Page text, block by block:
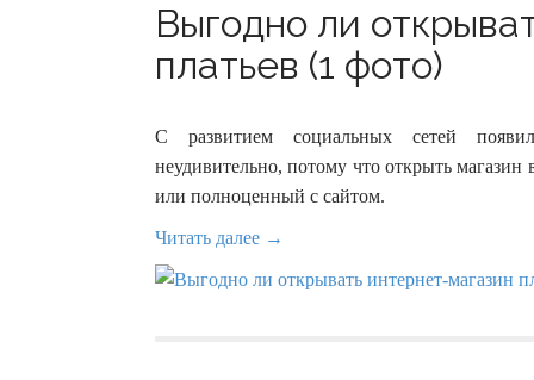
Выгодно ли
платьев (1 фото)
С развитием социальных сетей
неудивительно, потому что открыть
или полноценный с сайтом.
Читать далее →